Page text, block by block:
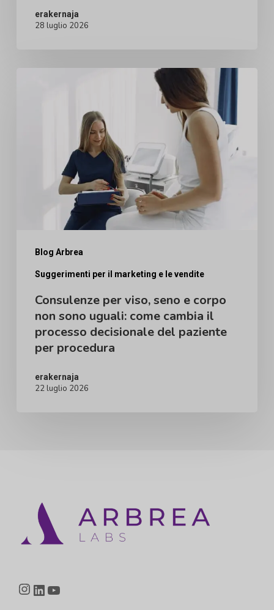
avanzando
rapidamente
erakernaja
28 luglio 2026
Blog Arbrea
Suggerimenti per il marketing e le vendite
come
cambia
processo
decisionale
paziente
Consulenze per viso, seno e corpo
non sono uguali: come cambia il
processo decisionale del paziente
per procedura
erakernaja
22 luglio 2026
Instagram
LinkedIn